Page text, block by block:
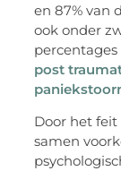
en 87% van
ook onder
post
Door het
samen